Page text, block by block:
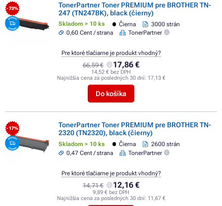
- 73%
TonerPartner Toner PREMIUM pre BROTHER TN-
247 (TN247BK), black (čierny)
Skladom > 10 ks Čierna
3000 strán
0,60 Cent / strana
TonerPartner
66,59 € 17,86 €
14,52 € bez DPH
Najnižšia cena za posledných 30 dní: 17,13 €
Do košíka
Pre ktoré tlačiarne je produkt vhodný?
- 17%
TonerPartner Toner PREMIUM pre BROTHER TN-
2320 (TN2320), black (čierny)
Skladom > 10 ks Čierna
2600 strán
0,47 Cent / strana
TonerPartner
14,71 € 12,16 €
9,89 € bez DPH
Najnižšia cena za posledných 30 dní: 11,67 €
Pre ktoré tlačiarne je produkt vhodný?